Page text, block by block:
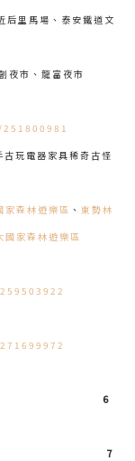
后里馬場、泰安鐵道文
夜市、龍富夜市
玩電器家具稀奇古怪
家森林遊樂區 、 東勢林
國家森林遊樂區
6
7